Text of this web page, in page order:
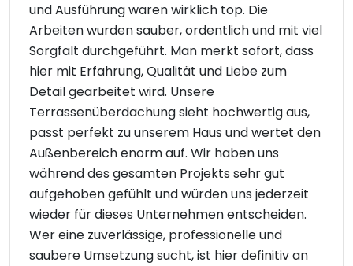
und Ausführung waren wirklich top. Die
Arbeiten wurden sauber, ordentlich und mit viel
Sorgfalt durchgeführt. Man merkt sofort, dass
hier mit Erfahrung, Qualität und Liebe zum
Detail gearbeitet wird. Unsere
Terrassenüberdachung sieht hochwertig aus,
passt perfekt zu unserem Haus und wertet den
Außenbereich enorm auf. Wir haben uns
während des gesamten Projekts sehr gut
aufgehoben gefühlt und würden uns jederzeit
wieder für dieses Unternehmen entscheiden.
Wer eine zuverlässige, professionelle und
saubere Umsetzung sucht, ist hier definitiv an